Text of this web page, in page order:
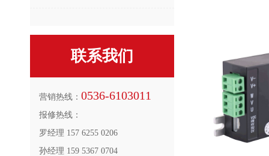
联系我们
营销热线： 0536-6103011
报修热线：
罗经理 157 6255 0206
孙经理 159 5367 0704